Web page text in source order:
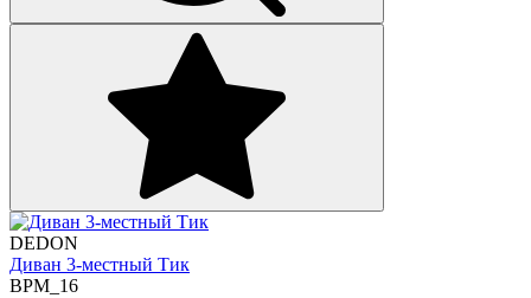
DEDON
Диван 3-местный Тик
BPM_16